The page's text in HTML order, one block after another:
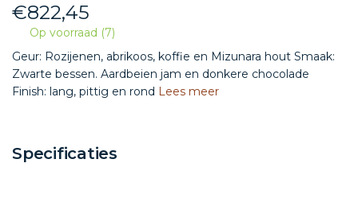
€822,45
Op voorraad (7)
Geur: Rozijenen, abrikoos, koffie en Mizunara hout Smaak:
Zwarte bessen. Aardbeien jam en donkere chocolade
Finish: lang, pittig en rond Lees meer
Specificaties